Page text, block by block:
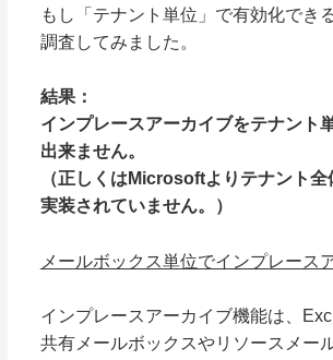
もし「テナント単位」で有効化でき
調査してみました。
結果：
インプレースアーカイブをテナント
出来ません。
（正しくはMicrosoftよりテナント
実装されていません。）
メールボックス単位でインプレース
インプレースアーカイブ機能は、
共有メールボックスやリソースメー